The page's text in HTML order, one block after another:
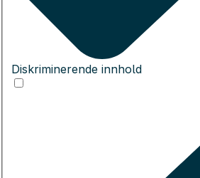
Diskriminerende innhold